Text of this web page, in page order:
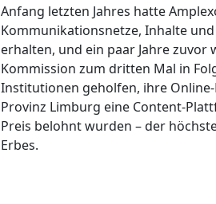
Anfang letzten Jahres hatte
Kommunikationsnetze, Inhalte und
erhalten, und ein paar Jahre
Kommission zum dritten Mal in
Institutionen geholfen, ihre
Provinz Limburg eine Content-
Preis belohnt wurden – der
Erbes.